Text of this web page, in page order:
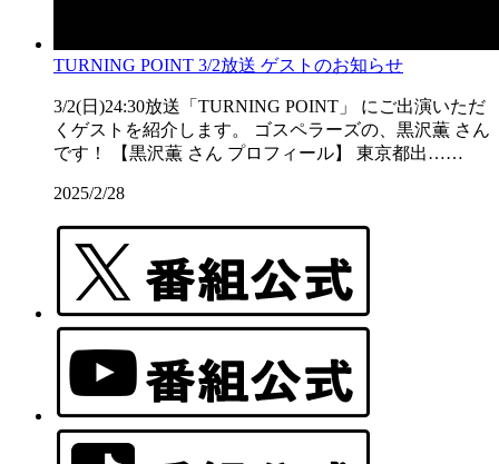
TURNING POINT 3/2放送 ゲストのお知らせ
3/2(日)24:30放送「TURNING POINT」 にご出演いただ
くゲストを紹介します。 ゴスペラーズの、黒沢薫 さん
です！ 【黒沢薫 さん プロフィール】 東京都出……
2025/2/28